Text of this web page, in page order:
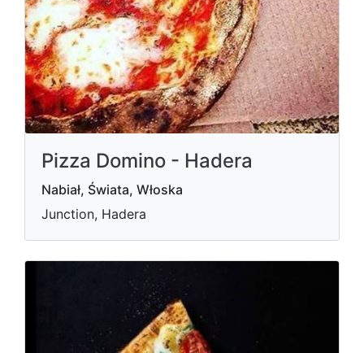
Pizza Domino - Hadera
Nabiał, Świata, Włoska
Junction, Hadera